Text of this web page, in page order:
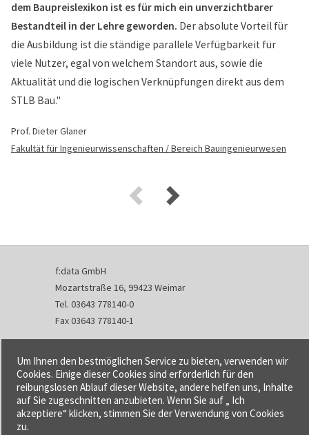
dem Baupreislexikon ist es für mich ein unverzichtbarer
Bestandteil in der Lehre geworden. Der absolute Vorteil für
die Ausbildung ist die ständige parallele Verfügbarkeit für
viele Nutzer, egal von welchem Standort aus, sowie die
Aktualität und die logischen Verknüpfungen direkt aus dem
STLB Bau."
Prof. Dieter Glaner
Fakultät für Ingenieurwissenschaften / Bereich Bauingenieurwesen
f:data GmbH
Mozartstraße 16, 99423 Weimar
Tel. 03643 778140-0
Fax 03643 778140-1
info@fdata.de
Kontakt
Impressum
Datenschutzerklärung
Urheberrecht und Haftung
Um Ihnen den bestmöglichen Service zu bieten, verwenden wir
Cookies. Einige dieser Cookies sind erforderlich für den
reibungslosen Ablauf dieser Website, andere helfen uns, Inhalte
auf Sie zugeschnitten anzubieten. Wenn Sie auf „ Ich
akzeptiere“ klicken, stimmen Sie der Verwendung von Cookies
zu.